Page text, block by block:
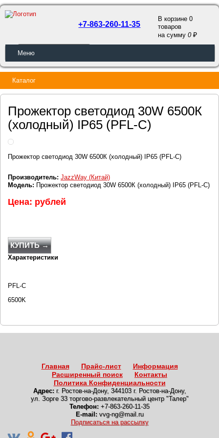
ОБРАТНЫЙ ЗВОНОК
+7-863-260-11-35
В корзине 0
товаров
на сумму0
Меню
Каталог
Прожектор светодиод 30W 6500К
(холодный) IP65 (PFL-C)
Прожектор светодиод 30W 6500К (холодный) IP65 (PFL-C)
Производитель: JazzWay (Китай)
Модель: Прожектор светодиод 30W 6500К (холодный) IP65 (PFL-C)
Цена: рублей
КУПИТЬ →
Характеристики
PFL-C
6500K
Главная Прайс-лист
Информация
Расширенный поиск
Контакты
Политика Конфиденциальности
Адрес: г. Ростов-на-Дону, 344103 г. Ростов-на-Дону,
ул. Зорге 33 торгово-развлекательный центр "Талер"
Телефон: +7-863-260-11-35
E-mail: vvg-ng@mail.ru
Подписаться на рассылку